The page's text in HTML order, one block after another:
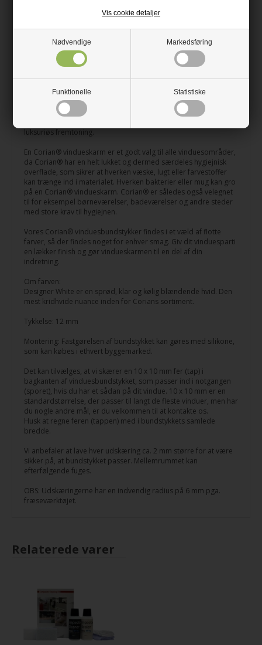
Nødvendige Markedsføring
Funktionelle Statistiske
Vis cookie detaljer
udskæringer i hver ende, så det tilpasses dit vindue nøjagtigt.
Corian® er et ensartet kompositmateriale, som består af 1/3
akryl og 2/3 naturlige mineraler. Derudover tilsættes pigment i
den ønskede nuance.
materialet er ekstremt holdbart og modstandsdygtigt over for
slid og pletter, det er nemt at forme og tilpasse, det er lysægte,
hvilket betyder at det bevarer farven ved eksponering for alle
typer lys, og så er det super nemt at vedligeholde og rengøre.
luksuriøs fremtoning.
En Corian® vindueskarm er et godt valg til alle vinduesområder,
da Corian® har en helt lukket og dermed særdeles hygiejnisk
overflade, som sikrer at hverken væske, lugt eller farvestoffer
kan trænge ind i materialet. Hverken bakterier eller mug kan gro
på en Corian® vindueskarm. Corian® er således også velegnet
til for eksempel børneværelser, badeværelser og andre steder
med store krav til hygiejnen.
Vores Corian® vinduesbundstykker findes i et væld af flotte
farver, så der findes noget for enhver smag. Giv dit vinduesparti
en lækker finish og gør vindueskarmen til en del af din
indretning.
Om farven:
Designer White er en sprød, klar og kølig blændende hvid. Den
mest kridhvide nuance inden for Corians sortiment.
Tykkelse: 12 mm
Montering: Fastgørelsen af bundstykket kan gøres med silikone,
som kan købes i ethvert byggemarked.
Det kan tilvælges, at vi skærer en 10 x 10 mm fer (tap) i
bagkanten af vinduesbundstykket, som passer ind i notgangen
(sporet), hvis du har et sådan på dit vindue. 10 x 10 mm er en
standardstørrelse, der passer til langt de fleste vinduer, men har
du nogle andre mål, er du velkommen til at kontakte os.
Husk at regne feren (tappen) med i bundstykkets samlede
bredde.
Vi anbefaler at lave hver udskæring ca. 2 mm større for at være
sikker på, at bundstykket passer. Mellemrummet kan
efterfølgende fuges.
OBS: Udskæringerne har en indvendig radius på 6 mm pga.
fræseværktøjet.
Relaterede varer